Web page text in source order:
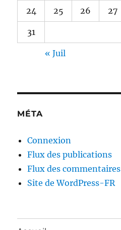
24 25 26 27
31
« Juil
MÉTA
Connexion
Flux des publications
Flux des commentaires
Site de WordPress-FR